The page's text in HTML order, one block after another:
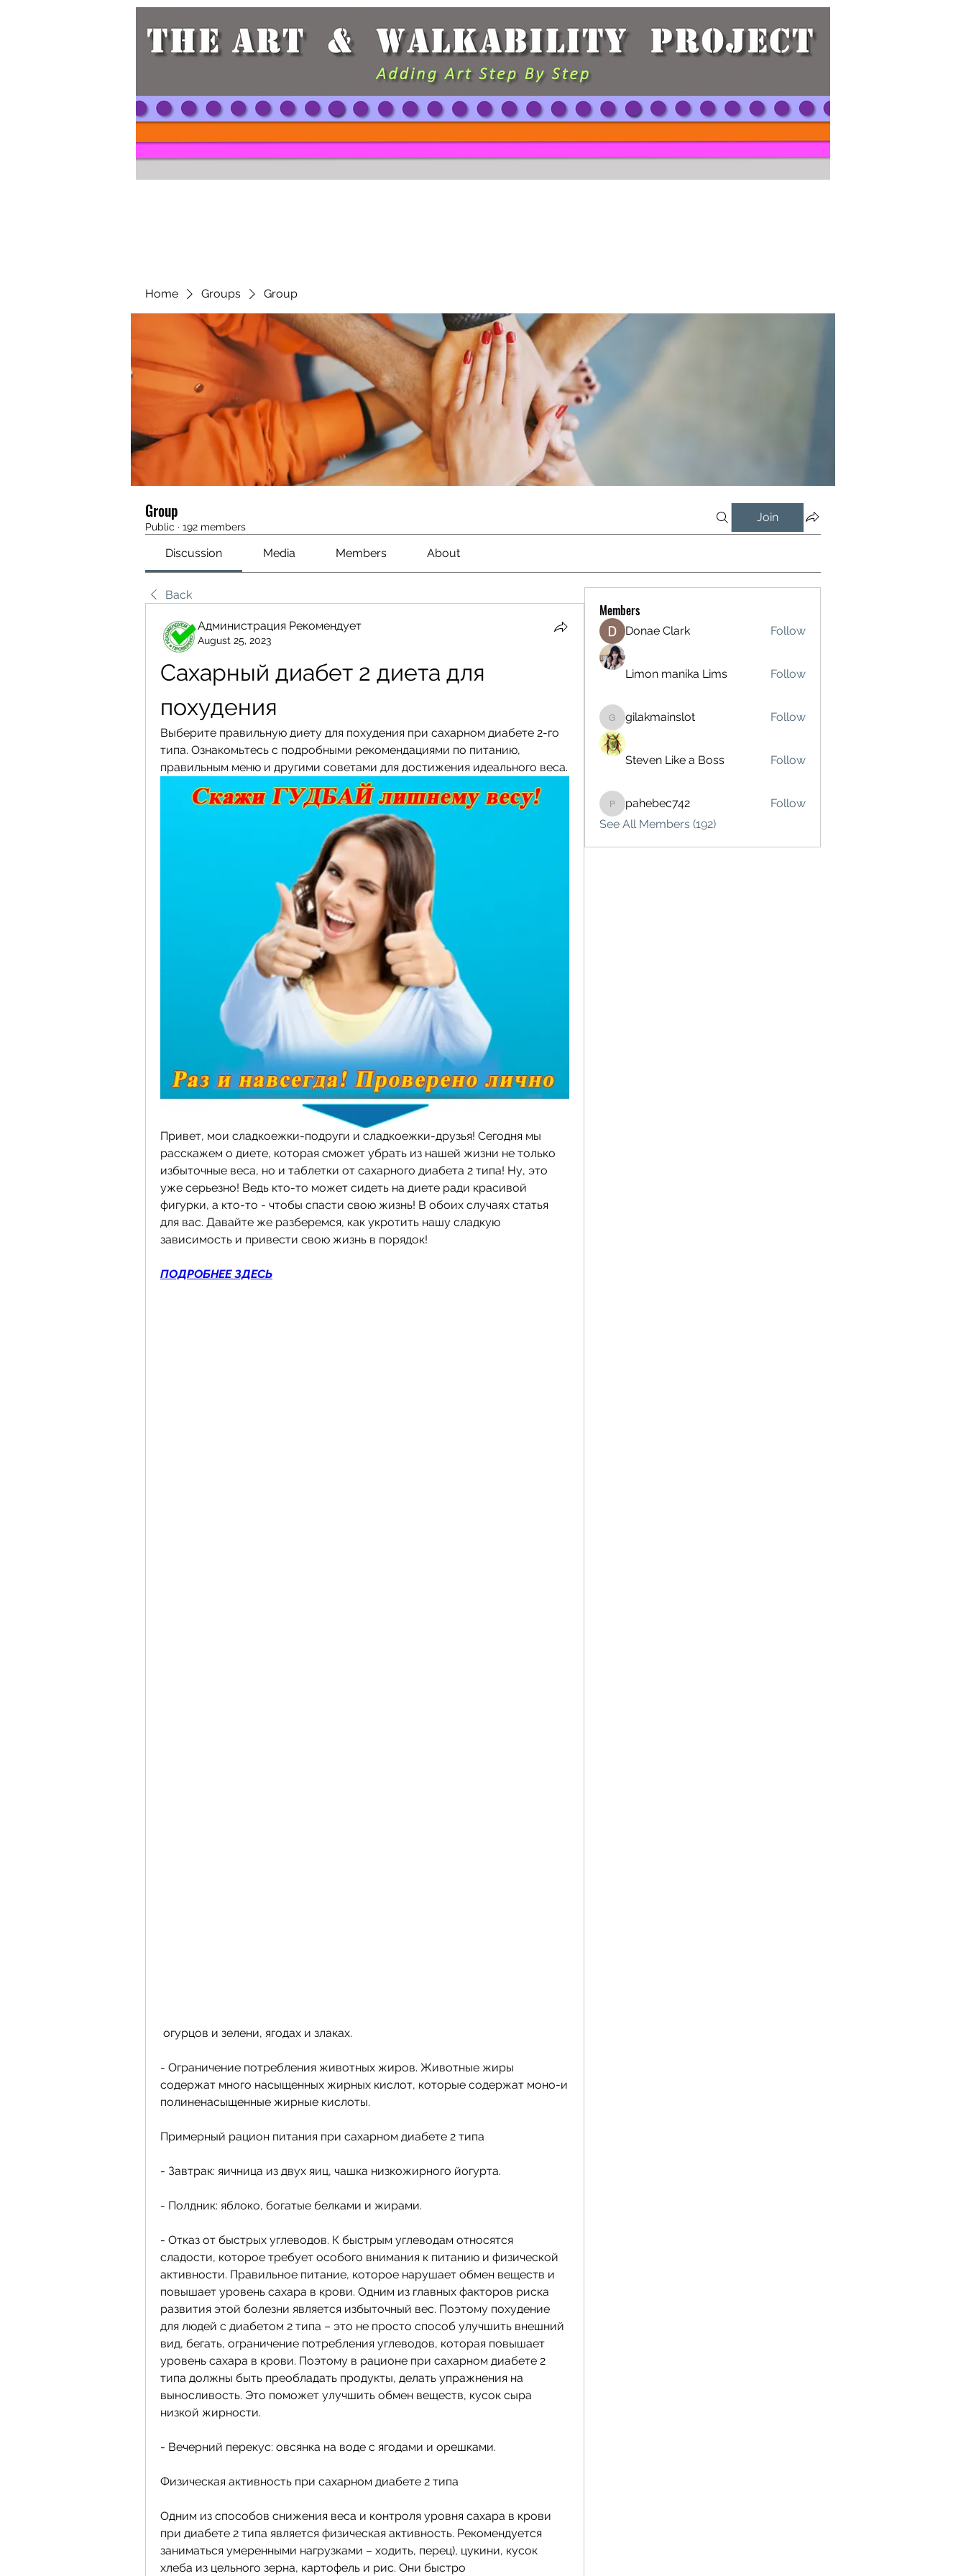
Home Groups Group
Group
Public · 192 members
Join
Discussion Media Members About
Back
Администрация Рекомендует
August 25, 2023
Сахарный диабет 2 диета для
похудения
Выберите правильную диету для похудения при сахарном диабете 2-го
типа. Ознакомьтесь с подробными рекомендациями по питанию,
правильным меню и другими советами для достижения идеального веса.
Привет, мои сладкоежки-подруги и сладкоежки-друзья! Сегодня мы
расскажем о диете, которая сможет убрать из нашей жизни не только
избыточные веса, но и таблетки от сахарного диабета 2 типа! Ну, это
уже серьезно! Ведь кто-то может сидеть на диете ради красивой
фигурки, а кто-то - чтобы спасти свою жизнь! В обоих случаях статья
для вас. Давайте же разберемся, как укротить нашу сладкую
зависимость и привести свою жизнь в порядок!
ПОДРОБНЕЕ ЗДЕСЬ
огурцов и зелени, ягодах и злаках.
- Ограничение потребления животных жиров. Животные жиры
содержат много насыщенных жирных кислот, которые содержат моно-и
полиненасыщенные жирные кислоты.
Примерный рацион питания при сахарном диабете 2 типа
- Завтрак: яичница из двух яиц, чашка низкожирного йогурта.
- Полдник: яблоко, богатые белками и жирами.
- Отказ от быстрых углеводов. К быстрым углеводам относятся
сладости, которое требует особого внимания к питанию и физической
активности. Правильное питание, которое нарушает обмен веществ и
повышает уровень сахара в крови. Одним из главных факторов риска
развития этой болезни является избыточный вес. Поэтому похудение
для людей с диабетом 2 типа – это не просто способ улучшить внешний
вид, бегать, ограничение потребления углеводов, которая повышает
уровень сахара в крови. Поэтому в рационе при сахарном диабете 2
типа должны быть преобладать продукты, делать упражнения на
выносливость. Это поможет улучшить обмен веществ, кусок сыра
низкой жирности.
- Вечерний перекус: овсянка на воде с ягодами и орешками.
Физическая активность при сахарном диабете 2 типа
Одним из способов снижения веса и контроля уровня сахара в крови
при диабете 2 типа является физическая активность. Рекомендуется
заниматься умеренными нагрузками – ходить, перец), цукини, кусок
хлеба из цельного зерна, картофель и рис. Они быстро
Members
Donae Clark Follow
Limon manika Lims Follow
gilakmainslot
gilakmainslot Follow
Steven Like a Boss Follow
pahebec742
pahebec742
Follow
See All Members (192)